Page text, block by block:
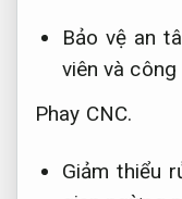
Bảo vệ an
viên và công
Phay CNC.
Giảm thiểu